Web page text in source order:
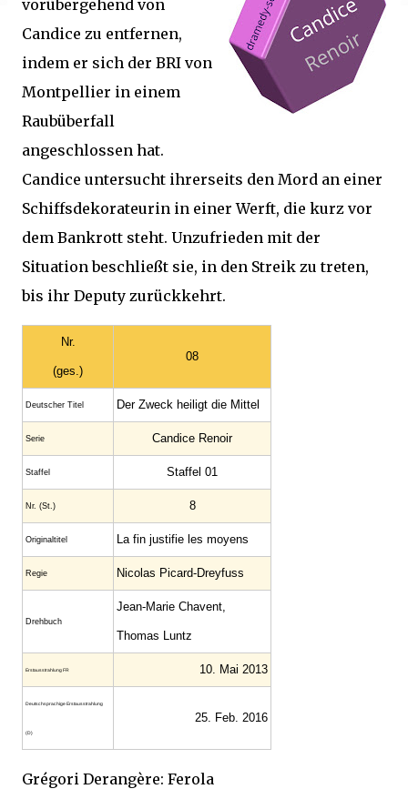
vorübergehend von
Candice zu entfernen,
indem er sich der BRI von
Montpellier in einem
Raubüberfall
angeschlossen hat.
Candice untersucht ihrerseits den Mord an einer
Schiffsdekorateurin in einer Werft, die kurz vor
dem Bankrott steht. Unzufrieden mit der
Situation beschließt sie, in den Streik zu treten,
bis ihr Deputy zurückkehrt.
Nr.
(ges.)
08
Deutscher Titel Der Zweck heiligt die Mittel
Serie Candice Renoir
Staffel Staffel 01
Nr. (St.) 8
Original­titel La fin justifie les moyens
Regie Nicolas Picard-Dreyfuss
Drehbuch
Jean-Marie Chavent,
Thomas Luntz
Erstaus­strahlung FR 10. Mai 2013
Deutsch­sprachige Erstaus­strahlung
(D)
25. Feb. 2016
Grégori Derangère: Ferola